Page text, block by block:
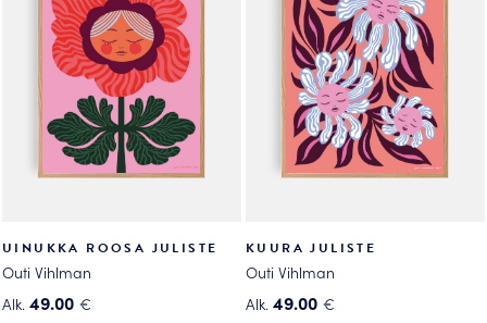
valinnat
tuotteen
sivulla.
valinnat
tuotteen
sivulla.
UINUKKA ROOSA JULISTE
Outi Vihlman
Alk. 49.00 €
KUURA JULISTE
Outi Vihlman
Alk. 49.00 €